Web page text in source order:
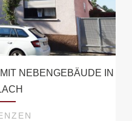
NEBENGEBÄUDE IN